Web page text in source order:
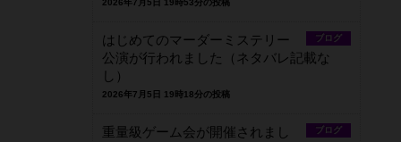
2026年7月5日 19時53分の投稿
ブログ
はじめてのマーダーミステリー
公演が行われました（ネタバレ記載な
し）
2026年7月5日 19時18分の投稿
ブログ
重量級ゲーム会が開催されまし